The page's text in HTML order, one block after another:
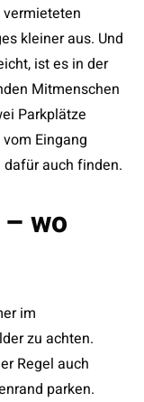
kleiner aus. Und
ist es in der
Mitmenschen
Parkplätze
Eingang
auch finden.
wo
im
zu achten.
Regel auch
parken.